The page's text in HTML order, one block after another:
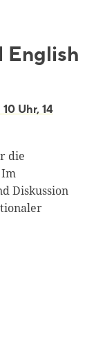
English
Uhr, 14
die
Diskussion